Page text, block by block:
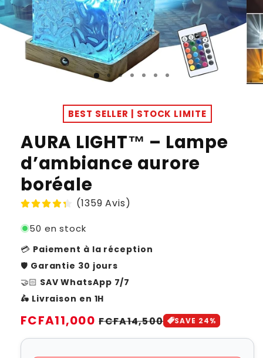
BEST SELLER | STOCK LIMITE
AURA LIGHT™ – Lampe
d’ambiance aurore
boréale
(1359 Avis)
50 en stock
💳 Paiement à la réception
🛡️ Garantie 30 jours
🤝🏻 SAV WhatsApp 7/7
🛵 Livraison en 1H
Prix
habituel
FCFA11,000 Prix
soldé
FCFA14,500 SAVE 24%